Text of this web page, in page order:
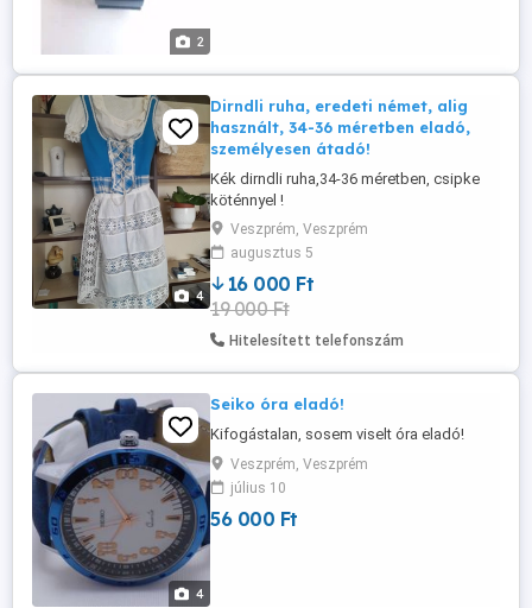
2
4
Dirndli ruha, eredeti német, alig
használt, 34-36 méretben eladó,
személyesen átadó!
Kék dirndli ruha,34-36 méretben, csipke
köténnyel !
Veszprém, Veszprém
augusztus 5
16 000 Ft
19 000 Ft
Hitelesített telefonszám
4
Seiko óra eladó!
Kifogástalan, sosem viselt óra eladó!
Veszprém, Veszprém
július 10
56 000 Ft